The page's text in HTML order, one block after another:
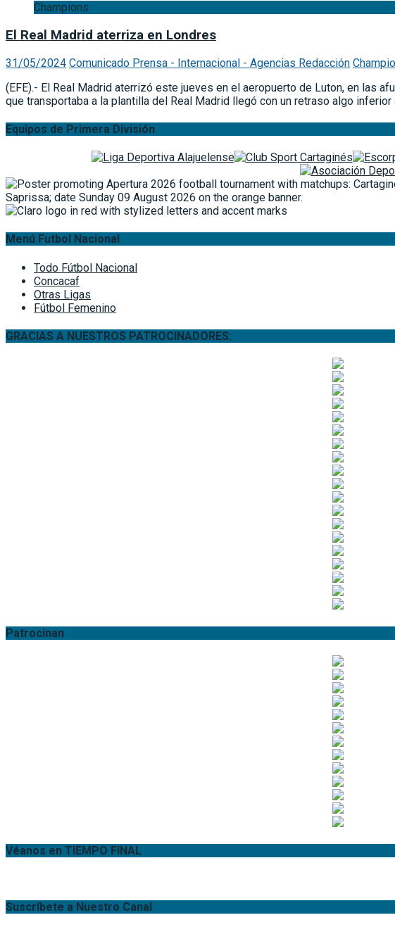
Champions
El Real Madrid aterriza en Londres
31/05/2024 Comunicado Prensa - Internacional - Agencias Redacción
(EFE).- El Real Madrid aterrizó este jueves en el aeropuerto de Luton, en las
que transportaba a la plantilla del Real Madrid llegó con un retraso algo inferior
Equipos de Primera División
Menú Futbol Nacional
Todo Fútbol Nacional
Concacaf
Otras Ligas
Fútbol Femenino
GRACIAS A NUESTROS PATROCINADORES:
Patrocinan
Véanos en TIEMPO FINAL
Suscríbete a Nuestro Canal